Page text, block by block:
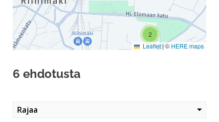
2
Leaflet|© HERE maps
6 ehdotusta
Rajaa